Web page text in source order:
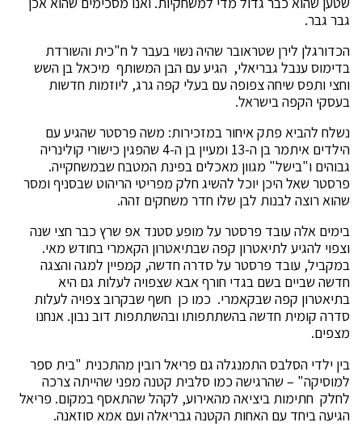
גבר גבר.
הכדורגלן לירן שטראובר שהיה נשוי בעבר ל ח"כית והשורדת
בדימוס ענבל גבריאלי, הגיע עם הבן המשותף מיכאל בן השש
וחצי ותפס שיחה צפופה עם בעלי קפה גרג, ליוזמות חדשות
בעסקי הקפה בישראל.
נשלח להביא פתק איחור במזכירות: משה פרסטר שהגיע עם
הילדים איתמר בן ה-13 ומעיין בן ה-4 שהפגין כישורי קולינריה
גבוהים ו"בישל" מגוון מאכלים בפינת המטבח שבמשחקייה.
פרסטר שאל היכן יוכל להשיג חלק מפריטי הריהוט שבסניף ומסר
שהוא רוצה לבנות לבן שלו חדר משחקים זהה.
בימים אלה עובד פרסטר על מופע סטנד אפ שרץ כבר חצי שנה
וצפוי להגיע לתיאטרון קפה שבתיאטרון הקאמרי בחודש מאי.
במקביל, עובד פרסטר על סדרה חדשה, קמפיין למגה והצגה
חדשה שביים בשם בגדי חורף אבא שצפויה לעלות גם היא
בתיאטרון קפה שבקאמרי. כמו כן חשף שבקרוב צפויה לעלות
סדרה קומית חדשה בהשתתפותו ובהשתתפות דוב נבון. אנחנו
מצפים.
בין ילדי הסלבס התמנגלה גם פריאל רובין מהתכנית "בית ספר
למוסיקה" – שהרגישה כמו סלבית קטנה מפני שהייתה צרכה
לחלק חתימות ביציאה מהאירוע, לקהל שהתאסף במקום. פריאל
הגיעה ביחד עם האחות הקטנה גבריאלה ועם אמא סוזאנה.